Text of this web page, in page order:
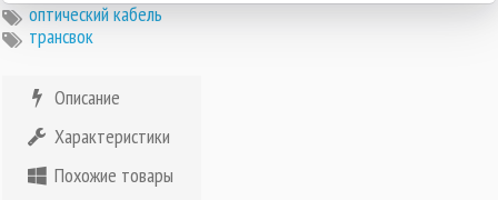
оптический кабель
трансвок
Описание
Характеристики
Похожие товары